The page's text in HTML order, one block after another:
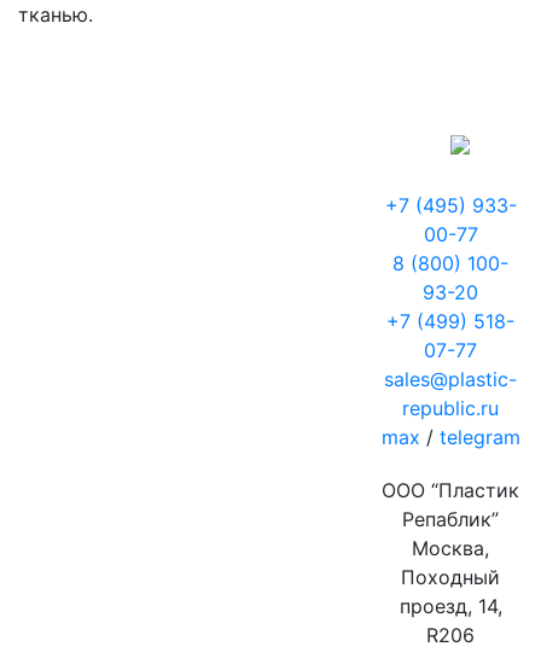
тканью.
+7 (495) 933-
00-77
8 (800) 100-
93-20
+7 (499) 518-
07-77
sales@plastic-
republic.ru
max / telegram
ООО “Пластик
Репаблик”
Москва,
Походный
проезд, 14,
R206